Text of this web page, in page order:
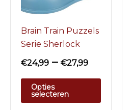
Brain Train Puzzels
Serie Sherlock
€24,99 – €27,99
Opties
selecteren